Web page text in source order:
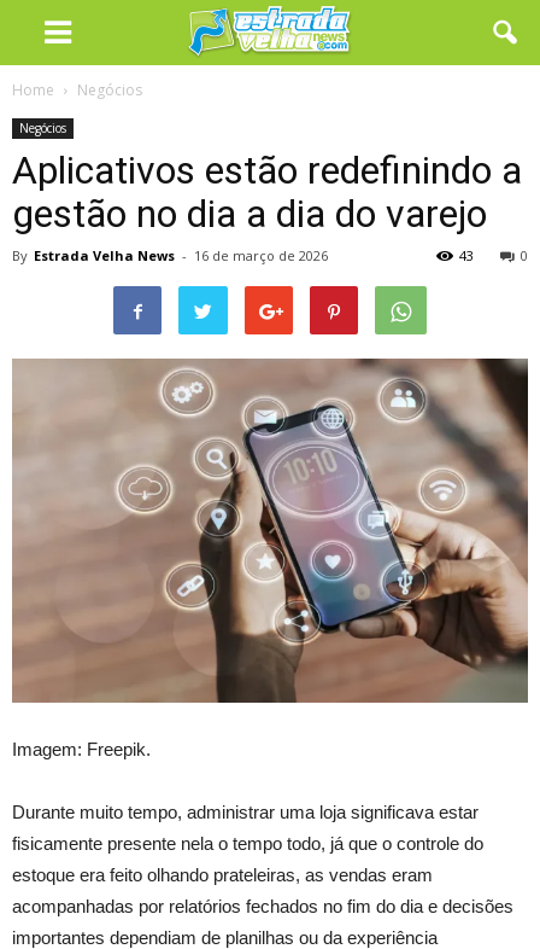
Home Negócios
Negócios
Aplicativos estão redefinindo a
gestão no dia a dia do varejo
By Estrada Velha News - 16 de março de 2026 0
43
Imagem: Freepik.
Durante muito tempo, administrar uma loja significava estar
fisicamente presente nela o tempo todo, já que o controle do
estoque era feito olhando prateleiras, as vendas eram
acompanhadas por relatórios fechados no fim do dia e decisões
importantes dependiam de planilhas ou da experiência